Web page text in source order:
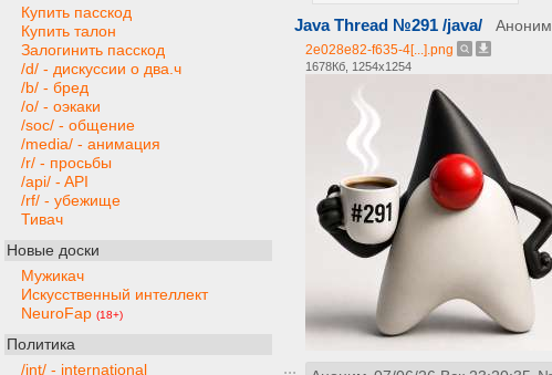
Купить пасскод
Купить талон
Залогинить пасскод
/d/ - дискуссии о два.ч
/b/ - бред
/o/ - оэкаки
/soc/ - общение
/media/ - анимация
/r/ - просьбы
/api/ - API
/rf/ - убежище
Тивач
Новые доски
Мужикач
Искусственный интеллект
NeuroFap (18+)
Политика
/int/ - international
Java Thread №291 /java/ Аноним
2e028e82-f635-4[...].png
1678Кб, 1254x1254